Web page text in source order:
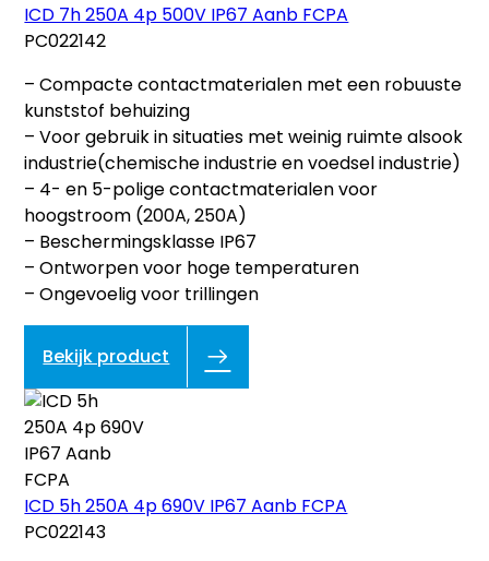
ICD 7h 250A 4p 500V IP67 Aanb FCPA
PC022142
– Compacte contactmaterialen met een robuuste
kunststof behuizing
– Voor gebruik in situaties met weinig ruimte alsook
industrie(chemische industrie en voedsel industrie)
– 4- en 5-polige contactmaterialen voor
hoogstroom (200A, 250A)
– Beschermingsklasse IP67
– Ontworpen voor hoge temperaturen
– Ongevoelig voor trillingen
Bekijk product
ICD 5h 250A 4p 690V IP67 Aanb FCPA
PC022143